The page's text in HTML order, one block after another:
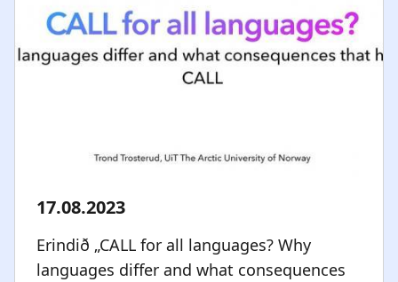
Erindið „CALL for all languages? Why
languages differ and what consequences